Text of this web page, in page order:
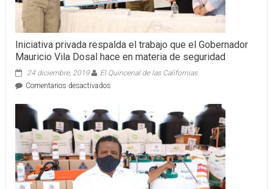
en
Ciudad
Iniciativa privada respalda el trabajo que el Gobernador
Mauricio Vila Dosal hace en materia de seguridad
24 diciembre, 2019
El Quincenal de las Californias
Comentarios desactivadosen
respalda
el
trabajo
que
el
Gobernador